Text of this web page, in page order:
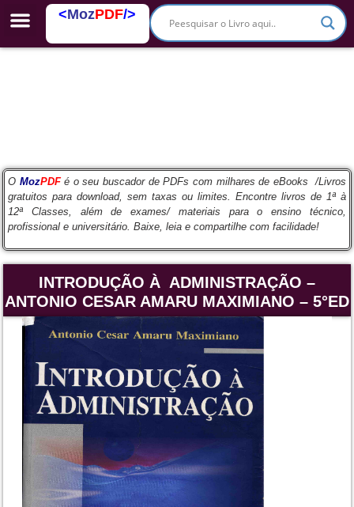
<MozPDF/>
O MozPDF é o seu buscador de PDFs com milhares de eBooks /Livros
gratuitos para download, sem taxas ou limites. Encontre livros de 1ª à
12ª Classes, além de exames/ materiais para o ensino técnico,
profissional e universitário. Baixe, leia e compartilhe com facilidade!
INTRODUÇÃO À ADMINISTRAÇÃO –
ANTONIO CESAR AMARU MAXIMIANO – 5°ED